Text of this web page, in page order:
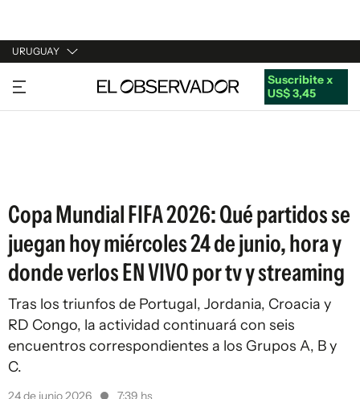
URUGUAY
URUGUAY
ARGENTINA
Suscribite x
US$ 3,45
Copa Mundial FIFA 2026: Qué partidos se
juegan hoy miércoles 24 de junio, hora y
donde verlos EN VIVO por tv y streaming
Tras los triunfos de Portugal, Jordania, Croacia y
RD Congo, la actividad continuará con seis
encuentros correspondientes a los Grupos A, B y
C.
24 de junio 2026 7:39 hs